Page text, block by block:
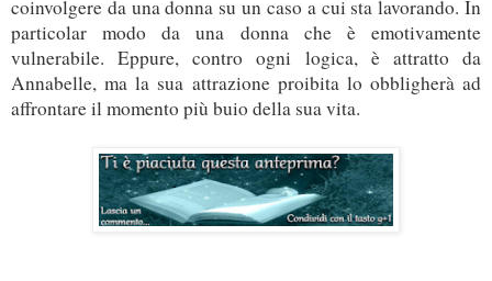
coinvolgere da una donna su un caso a cui sta lavorando. In
particolar modo da una donna che è emotivamente
vulnerabile. Eppure, contro ogni logica, è attratto da
Annabelle, ma la sua attrazione proibita lo obbligherà ad
affrontare il momento più buio della sua vita.